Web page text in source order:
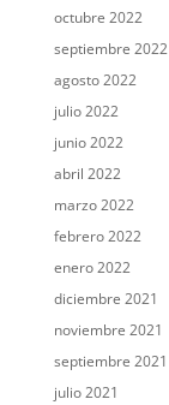
octubre 2022
septiembre 2022
agosto 2022
julio 2022
junio 2022
abril 2022
marzo 2022
febrero 2022
enero 2022
diciembre 2021
noviembre 2021
septiembre 2021
julio 2021